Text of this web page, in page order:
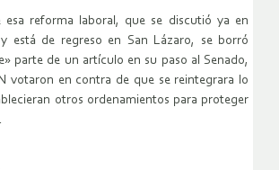
reforma laboral, que se discutió ya en
y está de regreso en San Lázaro, se borró
parte de un artículo en su paso al Senado,
votaron en contra de que se reintegrara lo
otros ordenamientos para proteger